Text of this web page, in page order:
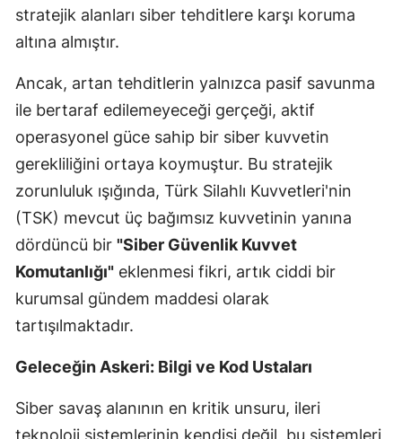
Kütahya
Manisa
Kahramanmaraş
Mardin
Muğla
Muş
Ordu
Sakarya
stratejik alanları siber tehditlere karşı koruma
altına almıştır.
Ancak, artan tehditlerin yalnızca pasif savunma
ile bertaraf edilemeyeceği gerçeği, aktif
operasyonel güce sahip bir siber kuvvetin
gerekliliğini ortaya koymuştur. Bu stratejik
zorunluluk ışığında, Türk Silahlı Kuvvetleri'nin
(TSK) mevcut üç bağımsız kuvvetinin yanına
dördüncü bir "Siber Güvenlik Kuvvet
Komutanlığı" eklenmesi fikri, artık ciddi bir
kurumsal gündem maddesi olarak
tartışılmaktadır.
Geleceğin Askeri: Bilgi ve Kod Ustaları
Siber savaş alanının en kritik unsuru, ileri
teknoloji sistemlerinin kendisi değil, bu sistemleri